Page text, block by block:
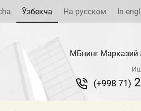
Ўзбекча На русском In
МБнинг Марказий
(+998 71)
Янгиликлар
Пресс-релизлар